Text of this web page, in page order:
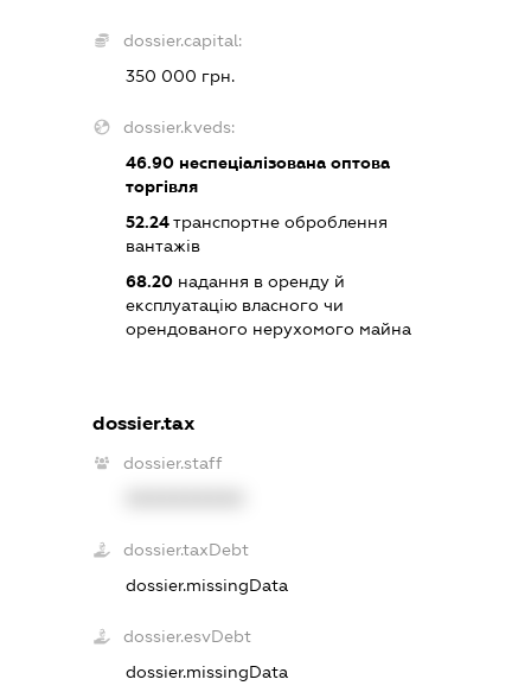
dossier.capital:
350 000 грн.
dossier.kveds:
46.90 неспеціалізована оптова
торгівля
52.24транспортне оброблення
вантажів
68.20 надання в оренду й
експлуатацію власного чи
орендованого нерухомого майна
dossier.tax
dossier.staff
dossier.taxDebt
dossier.missingData
dossier.esvDebt
dossier.missingData